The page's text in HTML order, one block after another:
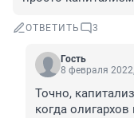
ОТВЕТИТЬ 3
Гость
8 февраля
Точно,
когда